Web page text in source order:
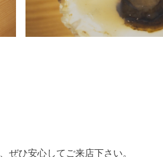
ぜひ安心してご来店下さい。